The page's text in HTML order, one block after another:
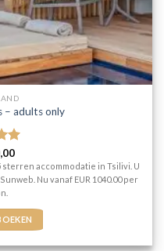
– adults only
accommodatie in Tsilivi. U
Nu vanaf EUR 1040.00 per